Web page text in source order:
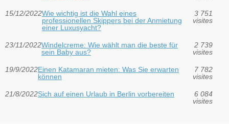
15/12/2022Wie wichtig ist die Wahl eines
professionellen Skippers bei der Anmietung
einer Luxusyacht?
3 751
visites
23/11/2022Windelcreme: Wie wählt man die beste für
sein Baby aus?
2 739
visites
19/9/2022Einen Katamaran mieten: Was Sie erwarten
können
7 782
visites
21/8/2022Sich auf einen Urlaub in Berlin vorbereiten
6 084
visites